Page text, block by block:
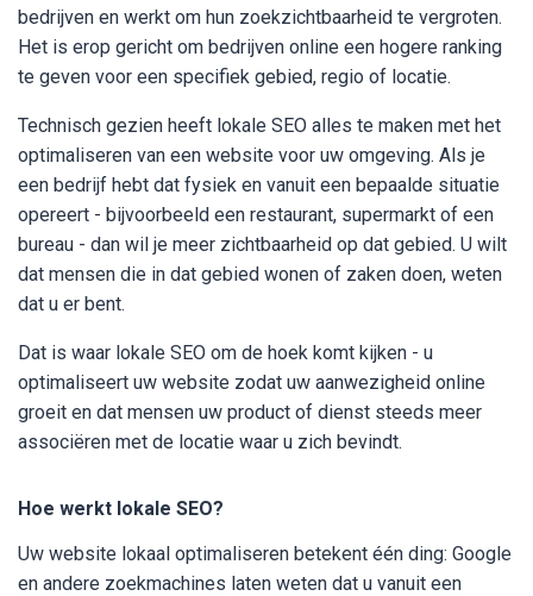
Blog
Nederlands
bedrijven en werkt om hun zoekzichtbaarheid te vergroten.
Het is erop gericht om bedrijven online een hogere ranking
te geven voor een specifiek gebied, regio of locatie.
Technisch gezien heeft lokale SEO alles te maken met het
optimaliseren van een website voor uw omgeving. Als je
een bedrijf hebt dat fysiek en vanuit een bepaalde situatie
opereert - bijvoorbeeld een restaurant, supermarkt of een
bureau - dan wil je meer zichtbaarheid op dat gebied. U wilt
dat mensen die in dat gebied wonen of zaken doen, weten
dat u er bent.
Dat is waar lokale SEO om de hoek komt kijken - u
optimaliseert uw website zodat uw aanwezigheid online
groeit en dat mensen uw product of dienst steeds meer
associëren met de locatie waar u zich bevindt.
Hoe werkt lokale SEO?
Uw website lokaal optimaliseren betekent één ding: Google
en andere zoekmachines laten weten dat u vanuit een